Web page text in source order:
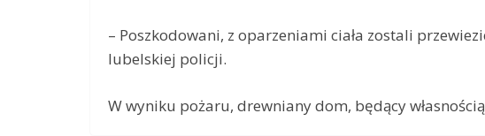
– Poszkodowani, z oparzeniami ciała zostali
lubelskiej policji.
W wyniku pożaru, drewniany dom, będący